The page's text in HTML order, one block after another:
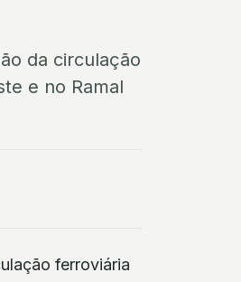
da circulação
e no Ramal
ferroviária